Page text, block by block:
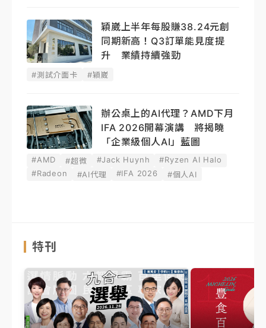
穎崴上半年每股賺38.24元創
同期新高！Q3訂單能見度提
升 業績持續強勁
#測試介面卡 #穎崴
辦公桌上的AI代理？AMD下月
IFA 2026開幕演講 將揭曉
「企業級個人AI」藍圖
#AMD #超微 #Jack Huynh
#Ryzen AI Halo
#Radeon
#AI代理 #IFA 2026 #個人AI
特刊